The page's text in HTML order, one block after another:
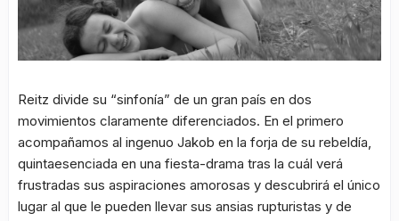
Reitz divide su “sinfonía” de un gran país en dos
movimientos claramente diferenciados. En el primero
acompañamos al ingenuo Jakob en la forja de su rebeldía,
quintaesenciada en una fiesta-drama tras la cuál verá
frustradas sus aspiraciones amorosas y descubrirá el único
lugar al que le pueden llevar sus ansias rupturistas y de